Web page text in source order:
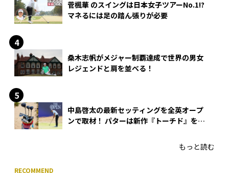
菅楓華 のスイングは日本女子ツアーNo.1!?
マネるには足の踏ん張りが必要
桑木志帆がメジャー制覇達成で世界の男女
レジェンドと肩を並べる！
中島啓太の最新セッティングを全英オープ
ンで取材！ パターは新作『トーチド』を投
もっと読む